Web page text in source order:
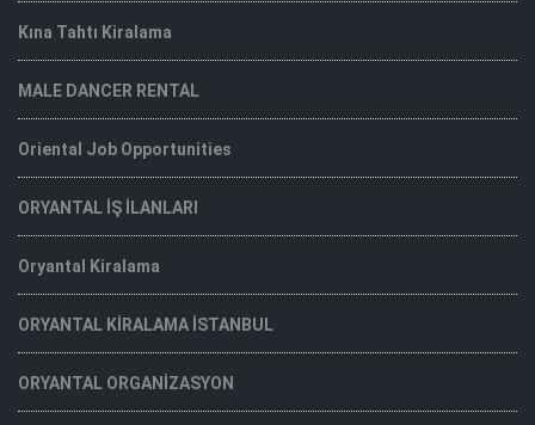
Kına Tahtı Kiralama
MALE DANCER RENTAL
Oriental Job Opportunities
ORYANTAL İŞ İLANLARI
Oryantal Kiralama
ORYANTAL KİRALAMA İSTANBUL
ORYANTAL ORGANİZASYON